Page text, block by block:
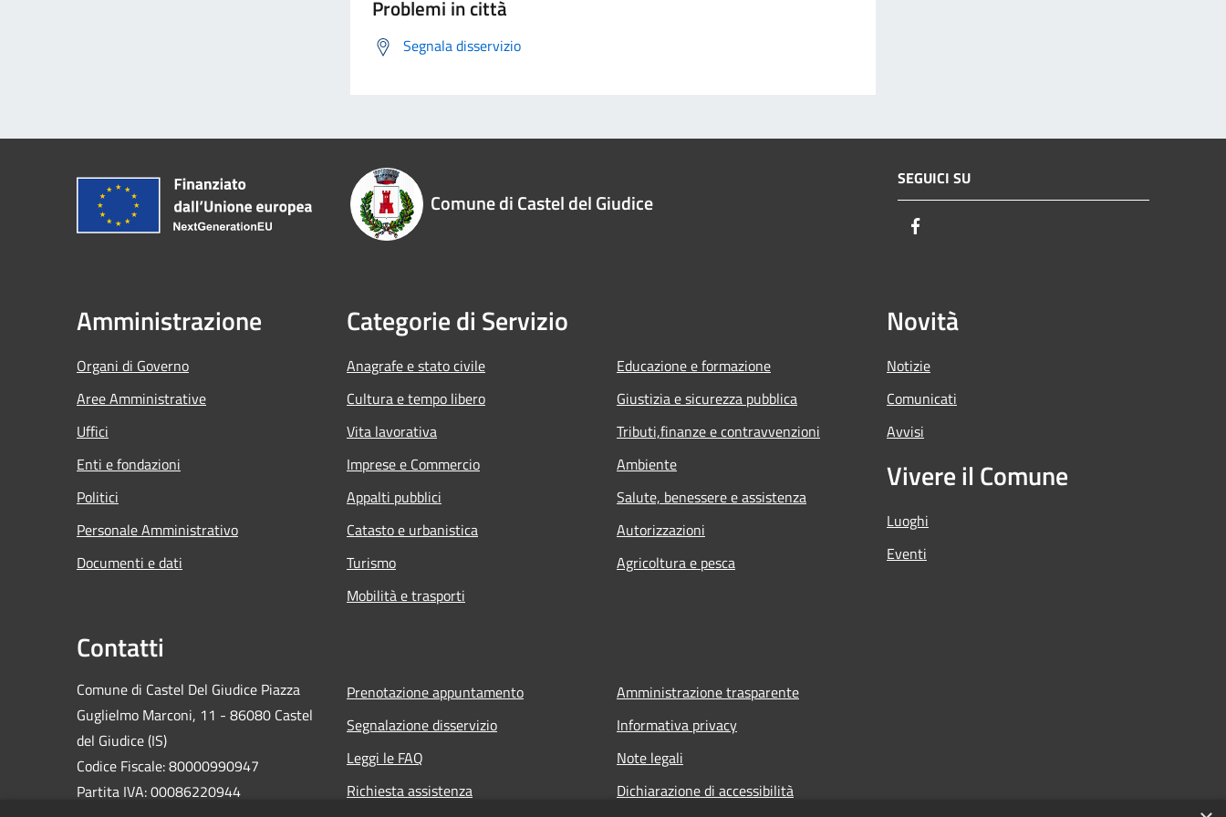
Problemi in città
Segnala disservizio
Comune di Castel del Giudice
SEGUICI SU
Amministrazione
Organi di Governo
Aree Amministrative
Uffici
Enti e fondazioni
Politici
Personale Amministrativo
Documenti e dati
Categorie di Servizio
Anagrafe e stato civile
Cultura e tempo libero
Vita lavorativa
Imprese e Commercio
Appalti pubblici
Catasto e urbanistica
Turismo
Mobilità e trasporti
Educazione e formazione
Giustizia e sicurezza pubblica
Tributi,finanze e contravvenzioni
Ambiente
Salute, benessere e assistenza
Autorizzazioni
Agricoltura e pesca
Novità
Notizie
Comunicati
Avvisi
Vivere il Comune
Luoghi
Eventi
Contatti
Comune di Castel Del Giudice Piazza
Guglielmo Marconi, 11 - 86080 Castel
del Giudice (IS)
Codice Fiscale: 80000990947
Partita IVA: 00086220944
Prenotazione appuntamento
Segnalazione disservizio
Leggi le FAQ
Richiesta assistenza
Amministrazione trasparente
Informativa privacy
Note legali
Dichiarazione di accessibilità